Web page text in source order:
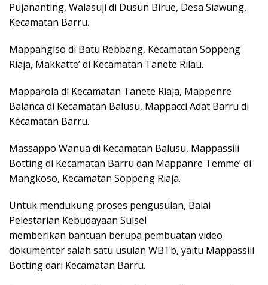
Pujananting, Walasuji di Dusun Birue, Desa Siawung,
Kecamatan Barru.
Mappangiso di Batu Rebbang, Kecamatan Soppeng
Riaja, Makkatte’ di Kecamatan Tanete Rilau.
Mapparola di Kecamatan Tanete Riaja, Mappenre
Balanca di Kecamatan Balusu, Mappacci Adat Barru di
Kecamatan Barru.
Massappo Wanua di Kecamatan Balusu, Mappassili
Botting di Kecamatan Barru dan Mappanre Temme’ di
Mangkoso, Kecamatan Soppeng Riaja.
Untuk mendukung proses pengusulan, Balai
Pelestarian Kebudayaan Sulsel
memberikan bantuan berupa pembuatan video
dokumenter salah satu usulan WBTb, yaitu Mappassili
Botting dari Kecamatan Barru.